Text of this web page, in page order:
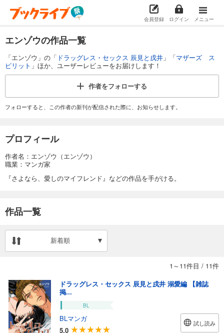
会員登録 ログイン メニュー
エンゾウの作品一覧
「エンゾウ」の「 ドラッグレス・セックス 辰見と戌井 」「マザーズ ス
ピリット 」ほか、ユーザーレビューをお届けします！
作者をフォローする
フォローすると、この作者の新刊が配信された際に、お知らせします。
プロフィール
作者名：エンゾウ（エンゾウ）
職業：マンガ家
『さよなら、愛しのマイフレンド』などの作品を手がける。
作品一覧
新着順
1～11件目 / 11件
ドラッグレス・セックス 辰見と戌井 溺愛編 【雑誌
掲...
BL
BLマンガ
5.0
試し読み